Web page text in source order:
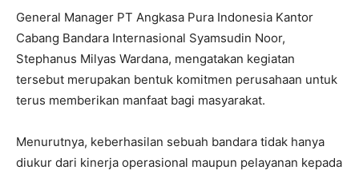
General Manager PT Angkasa Pura Indonesia Kantor
Cabang Bandara Internasional Syamsudin Noor,
Stephanus Milyas Wardana, mengatakan kegiatan
tersebut merupakan bentuk komitmen perusahaan untuk
terus memberikan manfaat bagi masyarakat.
Menurutnya, keberhasilan sebuah bandara tidak hanya
diukur dari kinerja operasional maupun pelayanan kepada